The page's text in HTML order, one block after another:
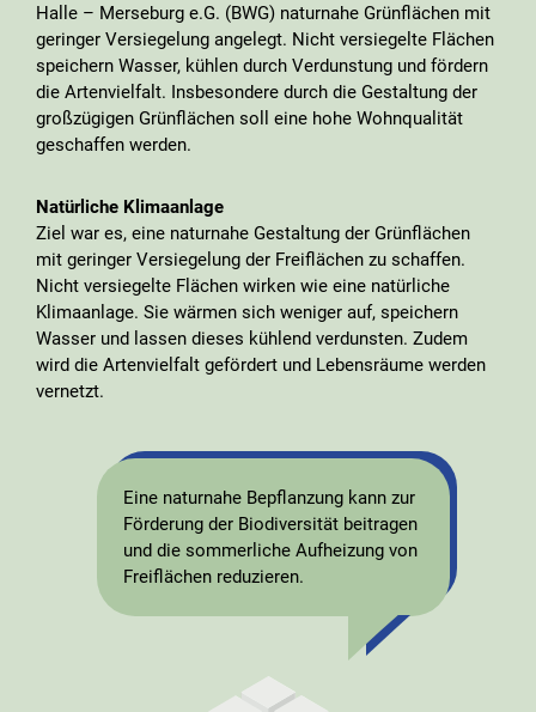
Halle – Merseburg e.G. (BWG) naturnahe Grünflächen mit
geringer Versiegelung angelegt. Nicht versiegelte Flächen
speichern Wasser, kühlen durch Verdunstung und fördern
die Artenvielfalt. Insbesondere durch die Gestaltung der
großzügigen Grünflächen soll eine hohe Wohnqualität
geschaffen werden.
Natürliche Klimaanlage
Ziel war es, eine naturnahe Gestaltung der Grünflächen
mit geringer Versiegelung der Freiflächen zu schaffen.
Nicht versiegelte Flächen wirken wie eine natürliche
Klimaanlage. Sie wärmen sich weniger auf, speichern
Wasser und lassen dieses kühlend verdunsten. Zudem
wird die Artenvielfalt gefördert und Lebensräume werden
vernetzt.
Eine naturnahe Bepflanzung kann zur
Förderung der Biodiversität beitragen
und die sommerliche Aufheizung von
Freiflächen reduzieren.